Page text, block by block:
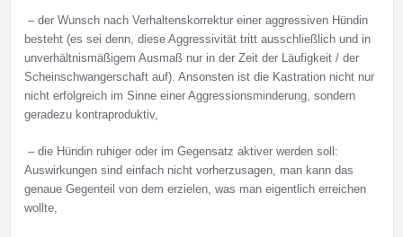
– der Wunsch nach Verhaltenskorrektur einer aggressiven Hündin
besteht (es sei denn, diese Aggressivität tritt ausschließlich und in
unverhältnismäßigem Ausmaß nur in der Zeit der Läufigkeit / der
Scheinschwangerschaft auf). Ansonsten ist die Kastration nicht nur
nicht erfolgreich im Sinne einer Aggressionsminderung, sondern
geradezu kontraproduktiv,
– die Hündin ruhiger oder im Gegensatz aktiver werden soll:
Auswirkungen sind einfach nicht vorherzusagen, man kann das
genaue Gegenteil von dem erzielen, was man eigentlich erreichen
wollte,